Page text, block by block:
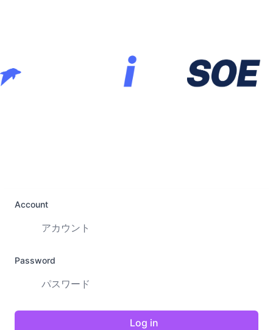
Account
Password
Log in